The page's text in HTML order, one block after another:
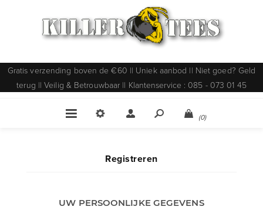
Gratis verzending boven de €60 || Uniek aanbod || Niet goed? Geld
terug || Veilig & Betrouwbaar || Klantenservice : 085 - 073 01 45
(0)
Registreren
UW PERSOONLIJKE GEGEVENS